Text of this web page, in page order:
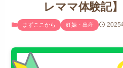
レママ体験記】
まずここから 妊娠・出産 2025